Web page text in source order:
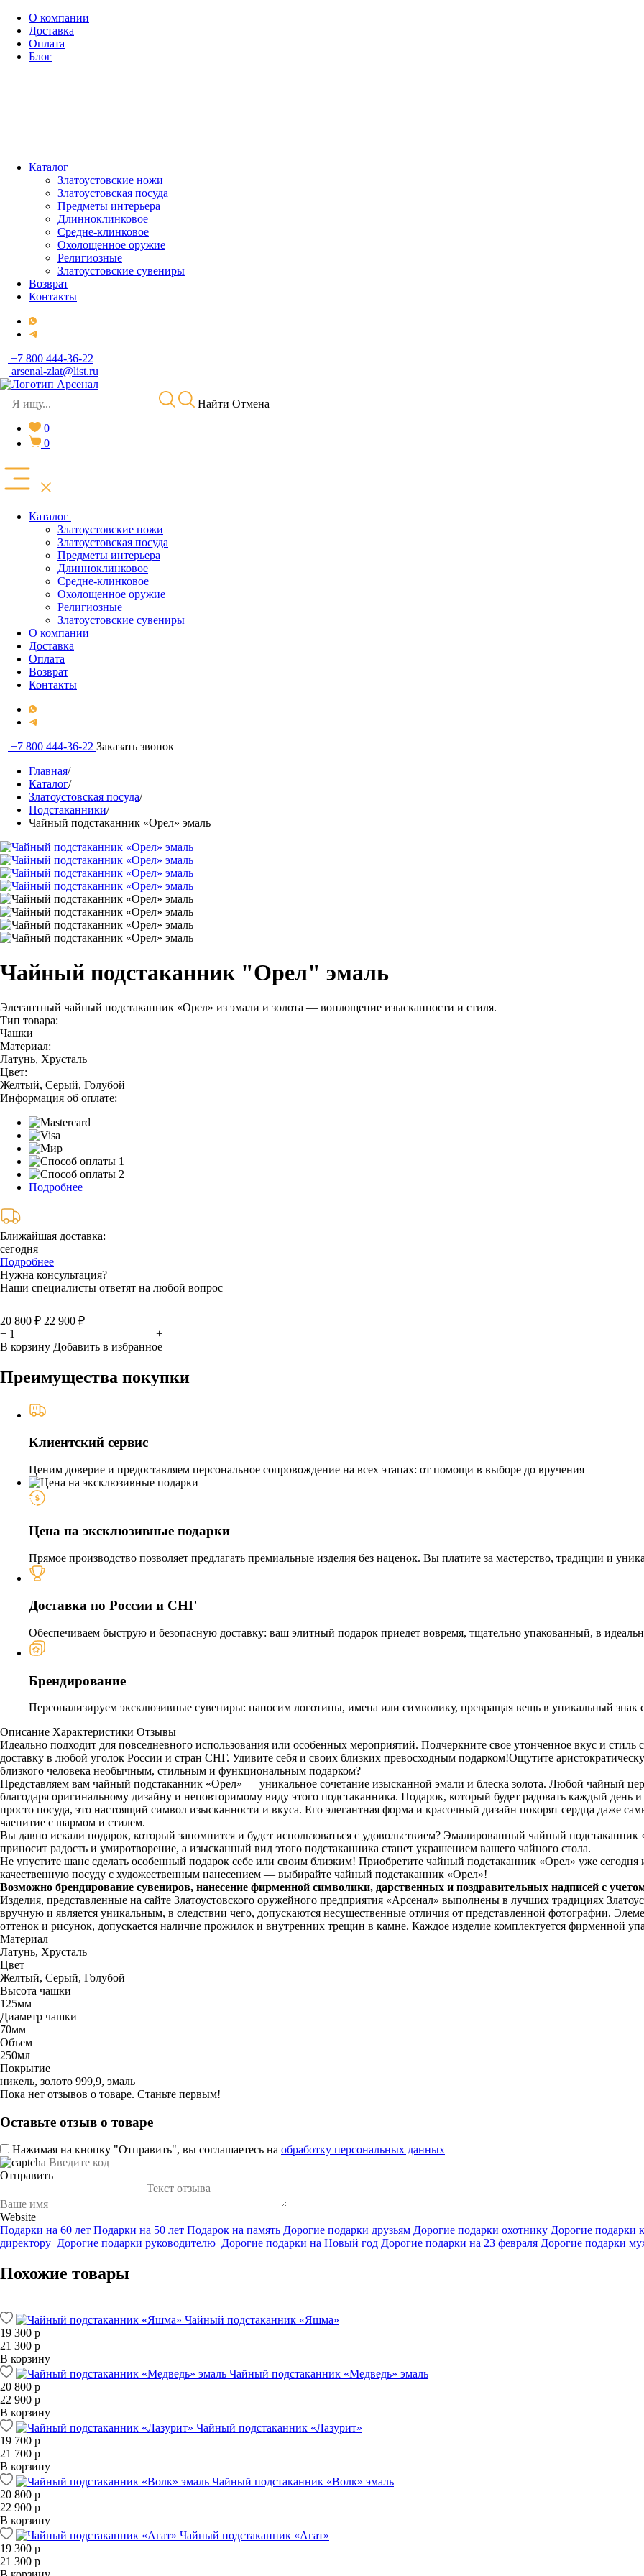
О компании
Доставка
Оплата
Блог
Каталог
Златоустовские ножи
Златоустовская посуда
Предметы интерьера
Длинноклинковое
Средне-клинковое
Охолощенное оружие
Религиозные
Златоустовские сувениры
Возврат
Контакты
+7 800 444-36-22
arsenal-zlat@list.ru
Найти Отмена
0
0
Каталог
Златоустовские ножи
Златоустовская посуда
Предметы интерьера
Длинноклинковое
Средне-клинковое
Охолощенное оружие
Религиозные
Златоустовские сувениры
О компании
Доставка
Оплата
Возврат
Контакты
+7 800 444-36-22 Заказать звонок
Главная/
Каталог/
Златоустовская посуда/
Подстаканники/
Чайный подстаканник «Орел» эмаль
Чайный подстаканник "Орел" эмаль
Элегантный чайный подстаканник «Орел» из эмали и золота — воплощение изысканности и стиля.
Тип товара:
Чашки
Материал:
Латунь, Хрусталь
Цвет:
Желтый, Серый, Голубой
Информация об оплате:
Подробнее
Ближайшая доставка:
сегодня
Подробнее
Нужна консультация?
Наши специалисты ответят на любой вопрос
20 800 ₽ 22 900 ₽
−
+
В корзину Добавить в избранное
Преимущества покупки
Клиентский сервис
Ценим доверие и предоставляем персональное сопровождение на всех этапах: от помощи в выборе до вручения
Цена на эксклюзивные подарки
Прямое производство позволяет предлагать премиальные изделия без наценок. Вы платите за мастерство, традиции и
Доставка по России и СНГ
Обеспечиваем быструю и безопасную доставку: ваш элитный подарок приедет вовремя, тщательно упакованный, в
Брендирование
Персонализируем эксклюзивные сувениры: наносим логотипы, имена или символику, превращая вещь в уникальный знак
Описание Характеристики Отзывы
Идеально подходит для повседневного использования или особенных мероприятий. Подчеркните свое утонченное вкус и
доставку в любой уголок России и стран СНГ. Удивите себя и своих близких превосходным подарком!Ощутите
близкого человека необычным, стильным и функциональным подарком?
Представляем вам чайный подстаканник «Орел» — уникальное сочетание изысканной эмали и блеска золота. Любой чайный
благодаря оригинальному дизайну и неповторимому виду этого подстаканника. Подарок, который будет радовать каждый день
просто посуда, это настоящий символ изысканности и вкуса. Его элегантная форма и красочный дизайн покорят сердца даже
чаепитие с шармом и стилем.
Вы давно искали подарок, который запомнится и будет использоваться с удовольствием? Эмалированный чайный
приносит радость и умиротворение, а изысканный вид этого подстаканника станет украшением вашего чайного стола.
Не упустите шанс сделать особенный подарок себе или своим близким! Приобретите чайный подстаканник «Орел» уже сегодня
качественную посуду с художественным нанесением — выбирайте чайный подстаканник «Орел»!
Возможно брендирование сувениров, нанесение фирменной символики, дарственных и поздравительных надписей с
Изделия, представленные на сайте Златоустовского оружейного предприятия «Арсенал» выполнены в лучших традициях
вручную и является уникальным, в следствии чего, допускаются несущественные отличия от представленной фотографии.
оттенок и рисунок, допускается наличие прожилок и внутренних трещин в камне. Каждое изделие комплектуется фирменной
Материал
Латунь, Хрусталь
Цвет
Желтый, Серый, Голубой
Высота чашки
125мм
Диаметр чашки
70мм
Объем
250мл
Покрытие
никель, золото 999,9, эмаль
Пока нет отзывов о товаре. Станьте первым!
Оставьте отзыв о товаре
Нажимая на кнопку "Отправить", вы соглашаетесь на обработку персональных данных
Отправить
Website
Подарки на 60 лет Подарки на 50 лет Подарок на память Дорогие подарки друзьям Дорогие подарки охотнику Дорогие подарки
директору Дорогие подарки руководителю Дорогие подарки на Новый год Дорогие подарки на 23 февраля Дорогие подарки
Похожие товары
Чайный подстаканник «Яшма»
19 300 р
21 300 р
В корзину
Чайный подстаканник «Медведь» эмаль
20 800 р
22 900 р
В корзину
Чайный подстаканник «Лазурит»
19 700 р
21 700 р
В корзину
Чайный подстаканник «Волк» эмаль
20 800 р
22 900 р
В корзину
Чайный подстаканник «Агат»
19 300 р
21 300 р